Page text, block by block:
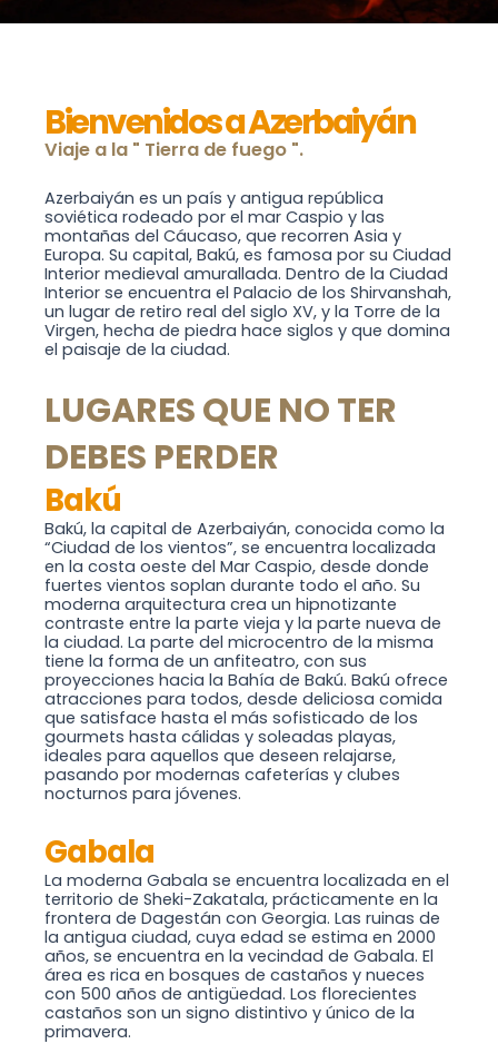
Bienvenidos a Azerbaiyán
Viaje a la " Tierra de fuego ".
Azerbaiyán es un país y antigua república
soviética rodeado por el mar Caspio y las
montañas del Cáucaso, que recorren Asia y
Europa. Su capital, Bakú, es famosa por su Ciudad
Interior medieval amurallada. Dentro de la Ciudad
Interior se encuentra el Palacio de los Shirvanshah,
un lugar de retiro real del siglo XV, y la Torre de la
Virgen, hecha de piedra hace siglos y que domina
el paisaje de la ciudad.
LUGARES QUE NO TER
DEBES PERDER
Bakú
Bakú, la capital de Azerbaiyán, conocida como la
“Ciudad de los vientos”, se encuentra localizada
en la costa oeste del Mar Caspio, desde donde
fuertes vientos soplan durante todo el año. Su
moderna arquitectura crea un hipnotizante
contraste entre la parte vieja y la parte nueva de
la ciudad. La parte del microcentro de la misma
tiene la forma de un anfiteatro, con sus
proyecciones hacia la Bahía de Bakú. Bakú ofrece
atracciones para todos, desde deliciosa comida
que satisface hasta el más sofisticado de los
gourmets hasta cálidas y soleadas playas,
ideales para aquellos que deseen relajarse,
pasando por modernas cafeterías y clubes
nocturnos para jóvenes.
Gabala
La moderna Gabala se encuentra localizada en el
territorio de Sheki-Zakatala, prácticamente en la
frontera de Dagestán con Georgia. Las ruinas de
la antigua ciudad, cuya edad se estima en 2000
años, se encuentra en la vecindad de Gabala. El
área es rica en bosques de castaños y nueces
con 500 años de antigüedad. Los florecientes
castaños son un signo distintivo y único de la
primavera.